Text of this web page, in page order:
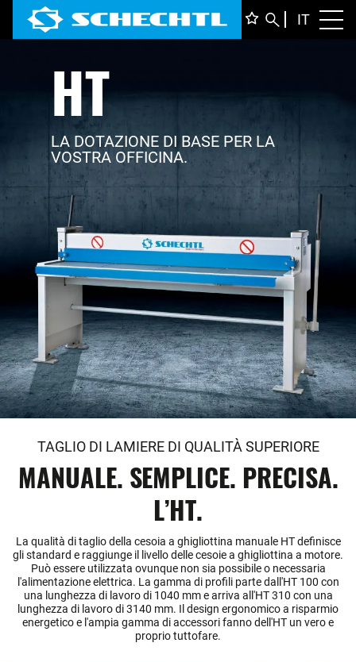
IT
HT
LA DOTAZIONE DI BASE PER LA
VOSTRA OFFICINA.
TAGLIO DI LAMIERE DI QUALITÀ SUPERIORE
MANUALE. SEMPLICE. PRECISA.
L’HT.
La qualità di taglio della cesoia a ghigliottina manuale HT definisce
gli standard e raggiunge il livello delle cesoie a ghigliottina a motore.
Può essere utilizzata ovunque non sia possibile o necessaria
l'alimentazione elettrica. La gamma di profili parte dall'HT 100 con
una lunghezza di lavoro di 1040 mm e arriva all'HT 310 con una
lunghezza di lavoro di 3140 mm. Il design ergonomico a risparmio
energetico e l'ampia gamma di accessori fanno dell'HT un vero e
proprio tuttofare.